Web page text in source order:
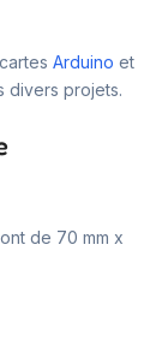
Arduino et
divers projets.
de 70 mm x